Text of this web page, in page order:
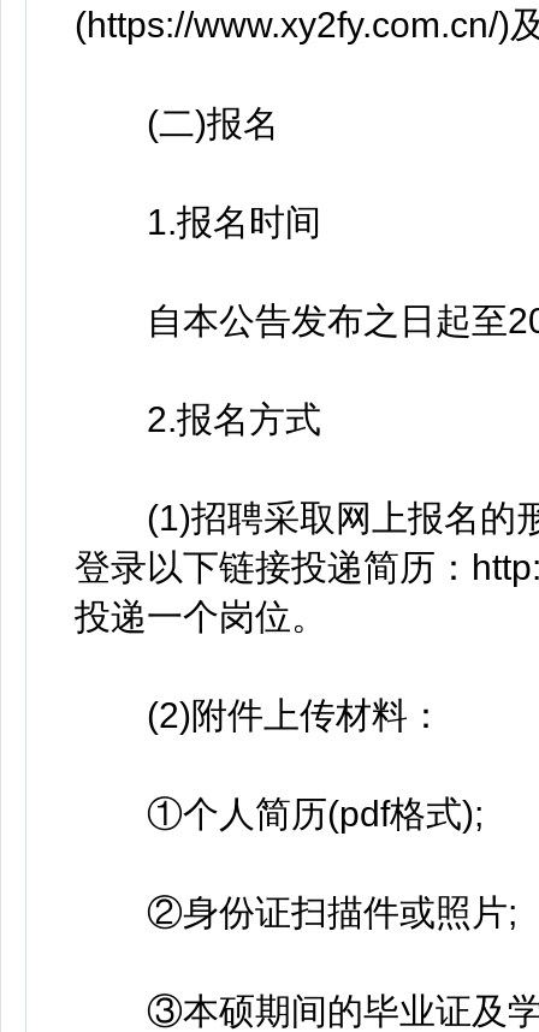
(https://www.xy2fy.com.cn/)
(二)报名
1.报名时间
自本公告发布之日起至
2.报名方式
(1)招聘采取网上报名的
登录以下链接投递简历：
投递一个岗位。
(2)附件上传材料：
①个人简历(pdf格式);
②身份证扫描件或照片;
③本硕期间的毕业证及学